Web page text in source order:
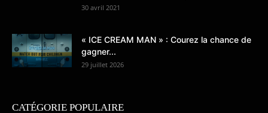
30 avril 2021
« ICE CREAM MAN » : Courez la chance de
gagner...
29 juillet 2026
CATÉGORIE POPULAIRE